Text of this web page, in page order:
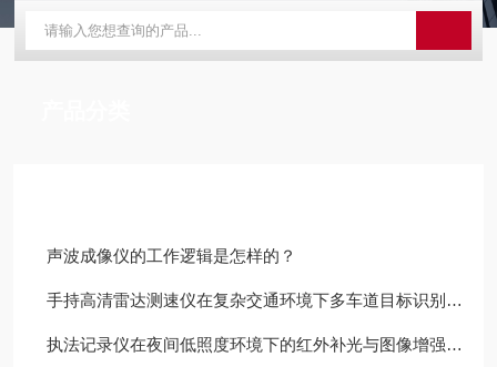
声波成像仪的工作逻辑是怎样的？
手持高清雷达测速仪在复杂交通环境下多车道目标识别与锁定技术
执法记录仪在夜间低照度环境下的红外补光与图像增强技术分析